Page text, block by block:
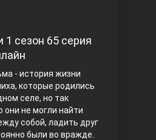
1 сезон 65 серия
- история жизни
которые родились
селе, но так
они не могли найти
собой, ладить друг
были во вражде.